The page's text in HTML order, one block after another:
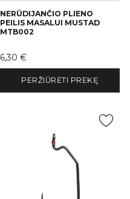
NERŪDIJANČIO PLIENO
PEILIS MASALUI MUSTAD
MTB002
Kaina
6,30 €
PERŽIŪRĖTI PREKĘ